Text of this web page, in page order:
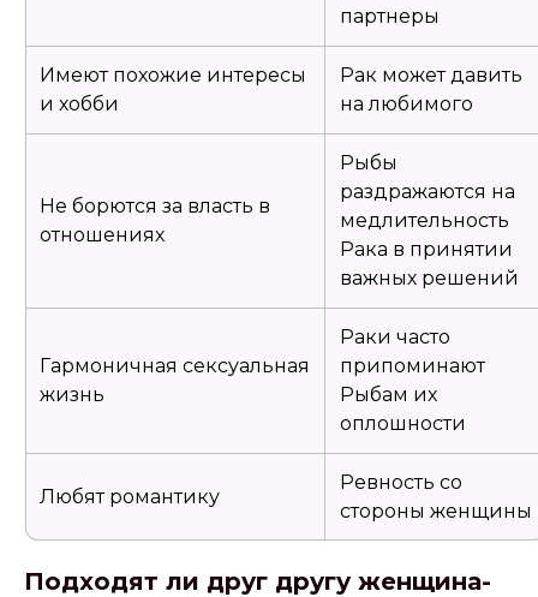
партнеры
Имеют похожие интересы
и хобби
Рак может давить
на любимого
Не борются за власть в
отношениях
Рыбы
раздражаются на
медлительность
Рака в принятии
важных решений
Гармоничная сексуальная
жизнь
Раки часто
припоминают
Рыбам их
оплошности
Любят романтику
Ревность со
стороны женщины
Подходят ли друг другу женщина-